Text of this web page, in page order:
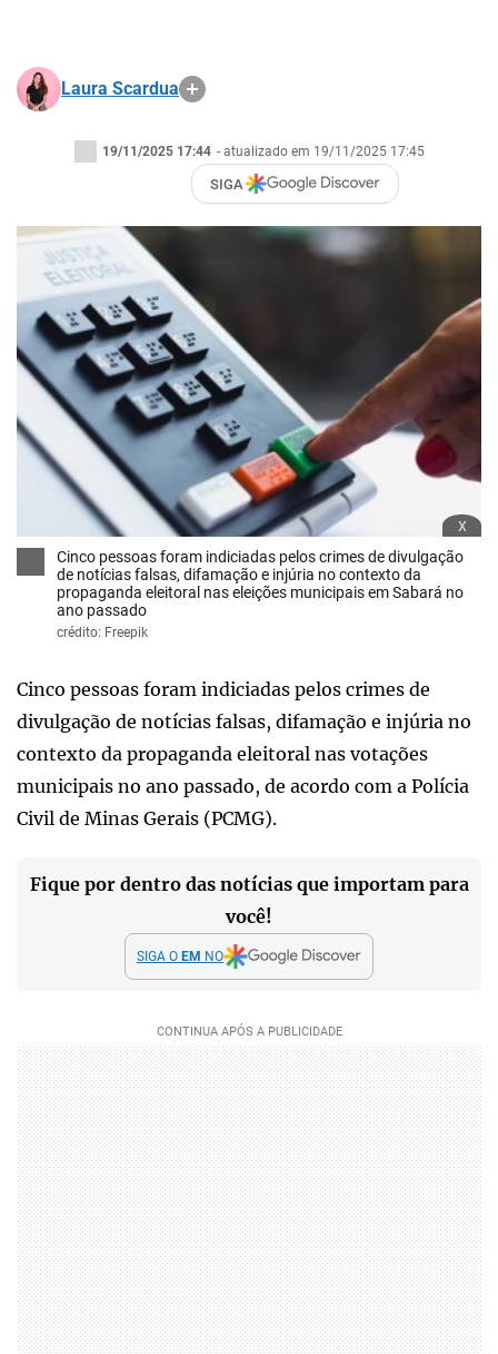
Laura Scardua
19/11/2025 17:44 - atualizado em 19/11/2025 17:45
SIGA
x
Cinco pessoas foram indiciadas pelos crimes de divulgação
de notícias falsas, difamação e injúria no contexto da
propaganda eleitoral nas eleições municipais em Sabará no
ano passado
crédito: Freepik
Cinco pessoas foram indiciadas pelos crimes de
divulgação de notícias falsas, difamação e injúria no
contexto da propaganda eleitoral nas votações
municipais no ano passado, de acordo com a Polícia
Civil de Minas Gerais (PCMG).
Fique por dentro das notícias que importam para
você!
SIGA O EM NO